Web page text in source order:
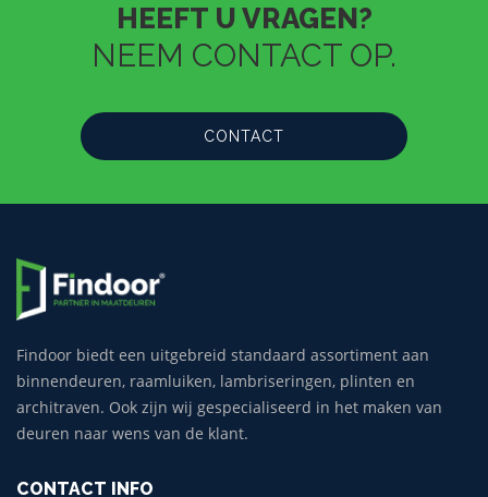
HEEFT U VRAGEN?
NEEM CONTACT OP.
CONTACT
Findoor biedt een uitgebreid standaard assortiment aan
binnendeuren, raamluiken, lambriseringen, plinten en
architraven. Ook zijn wij gespecialiseerd in het maken van
deuren naar wens van de klant.
CONTACT INFO